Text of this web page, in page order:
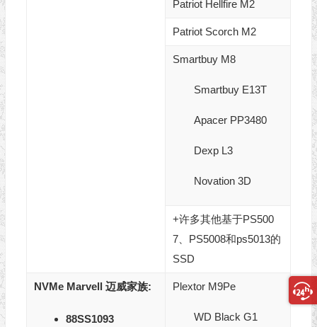
Patriot Hellfire M2
Patriot Scorch M2
Smartbuy M8
Smartbuy E13T
Apacer PP3480
Dexp L3
Novation 3D
+许多其他基于PS500
7、PS5008和ps5013的
SSD
NVMe Marvell 迈威家族:
88SS1093
Plextor M9Pe
WD Black G1